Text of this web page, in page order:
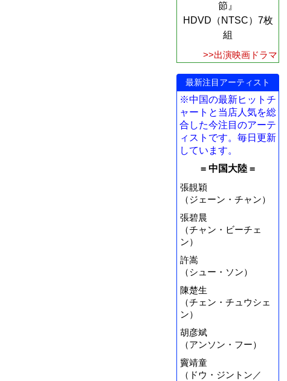
節』
HDVD（NTSC）7枚
組
>>出演映画ドラマ
最新注目アーティスト
※中国の最新ヒットチ
ャートと当店人気を総
合した今注目のアーテ
ィストです。毎日更新
しています。
= 中国大陸 =
張靚穎
（ジェーン・チャン）
張碧晨
（チャン・ビーチェ
ン）
許嵩
（シュー・ソン）
陳楚生
（チェン・チュウシェ
ン）
胡彦斌
（アンソン・フー）
竇靖童
（ドウ・ジントン／